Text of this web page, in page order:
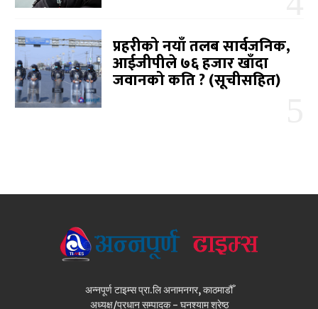
प्रहरीको नयाँ तलब सार्वजनिक,
आईजीपीले ७६ हजार खाँदा
जवानको कति ? (सूचीसहित)
अन्नपूर्ण टाइम्स प्रा.लि अनामनगर, काठमाडौँ
अध्यक्ष/प्रधान सम्पादक - घनश्याम श्रेष्ठ